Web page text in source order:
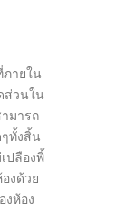
ายใน
ส่วนใน
มารถ
ทั้งสิ้น
ปลืองพิ้
งด้วย
งห้อง